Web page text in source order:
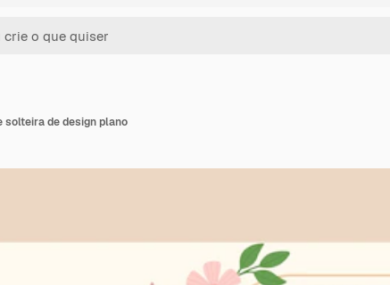
solteira de design plano